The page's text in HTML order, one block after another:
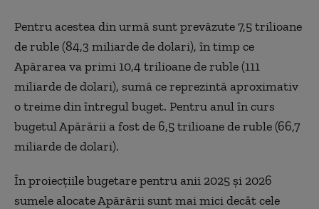
Pentru acestea din urmă sunt prevăzute 7,5 trilioane
de ruble (84,3 miliarde de dolari), în timp ce
Apărarea va primi 10,4 trilioane de ruble (111
miliarde de dolari), sumă ce reprezintă aproximativ
o treime din întregul buget. Pentru anul în curs
bugetul Apărării a fost de 6,5 trilioane de ruble (66,7
miliarde de dolari).
În proiecţiile bugetare pentru anii 2025 şi 2026
sumele alocate Apărării sunt mai mici decât cele